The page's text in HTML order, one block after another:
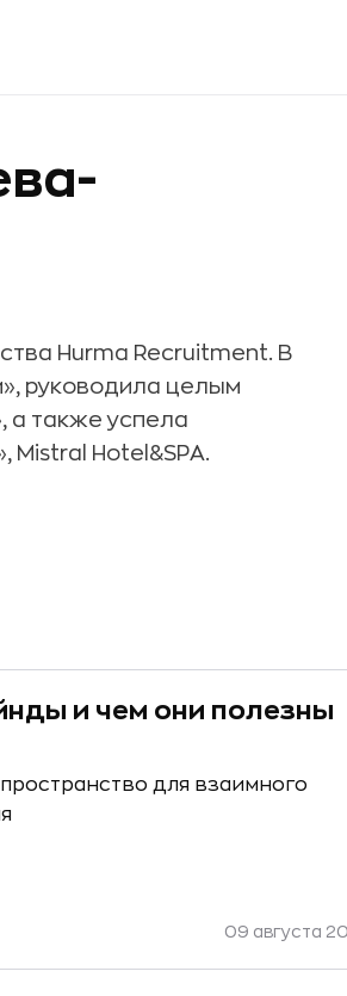
Hurma Recruitment. В
руководила целым
а также успела
Mistral Hotel&SPA.
и чем они полезны
для взаимного
09 августа